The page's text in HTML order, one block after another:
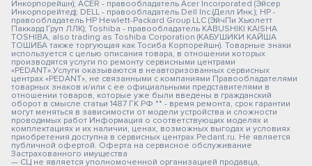
Инкорпорейшн); ACER - правообладатель Acer Incorporated (Эйсер
Инкорпорейтед); DELL - правообладатель Dell Inc.(Делл Инк.); HP -
правообладатель HP Hewlett-Packard Group LLC (ЭйчПи Хьюлетт
Паккард Груп ЛЛК); Toshiba - правообладатель KABUSHIKI KAISHA
TOSHIBA, also trading as Toshiba Corporation (КАБУШИКИ КАЙША
ТОШИБА также торгующая как Тосиба Корпорейшн). Товарные знаки
используется с целью описания товара, в отношении которых
производятся услуги по ремонту сервисными центрами
«PEDANT».Услуги оказываются в неавторизованных сервисных
центрах «PEDANT», не связанными с компаниями Правообладателями
товарных знаков и/или с ее официальными представителями в
отношении товаров, которые уже были введены в гражданский
оборот в смысле статьи 1487 ГК РФ ** - время ремонта, срок гарантии
могут меняться в зависимости от модели устройства и сложности
проводимых работ Информация о соответствующих моделях и
комплектациях и их наличии, ценах, возможных выгодах и условиях
приобретения доступна в сервисных центрах Pedant.ru. Не является
публичной офертой. Оферта на сервисное обслуживание
Застрахованного имущества
— СЦ не является уполномоченной организацией продавца,